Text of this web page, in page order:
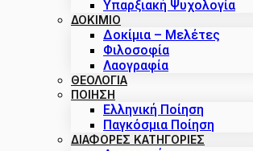
Υπαρξιακή Ψυχολογία
ΔΟΚΙΜΙΟ
Δοκίμια – Μελέτες
Φιλοσοφία
Λαογραφία
ΘΕΟΛΟΓΙΑ
ΠΟΙΗΣΗ
Ελληνική Ποίηση
Παγκόσμια Ποίηση
ΔΙΑΦΟΡΕΣ ΚΑΤΗΓΟΡΙΕΣ